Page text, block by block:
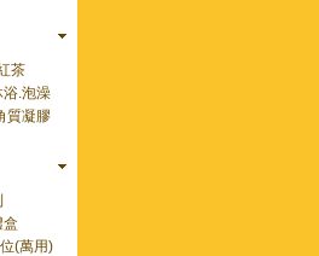
茶
浴.泡澡
質凝膠
盒
(萬用)